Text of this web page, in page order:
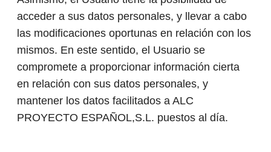
acceder a sus datos personales, y llevar a cabo
las modificaciones oportunas en relación con los
mismos. En este sentido, el Usuario se
compromete a proporcionar información cierta
en relación con sus datos personales, y
mantener los datos facilitados a ALC
PROYECTO ESPAÑOL,S.L. puestos al día.